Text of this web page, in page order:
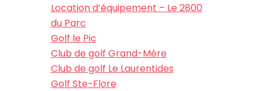
Location d’équipement – Le 2800
du Parc
Golf le Pic
Club de golf Grand-Mère
Club de golf Le Laurentides
Golf Ste-Flore